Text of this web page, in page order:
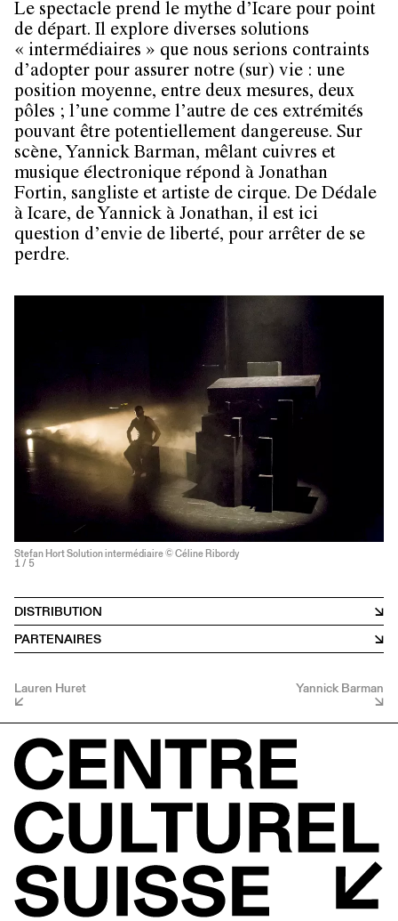
Le spectacle prend le mythe d’Icare pour point
de départ. Il explore diverses solutions
« intermédiaires » que nous serions contraints
d’adopter pour assurer notre (sur) vie : une
position moyenne, entre deux mesures, deux
pôles ; l’une comme l’autre de ces extrémités
pouvant être potentiellement dangereuse. Sur
scène, Yannick Barman, mêlant cuivres et
musique électronique répond à Jonathan
Fortin, sangliste et artiste de cirque. De Dédale
à Icare, de Yannick à Jonathan, il est ici
question d’envie de liberté, pour arrêter de se
perdre.
Stefan Hort Solution intermédiaire © Céline Ribordy
1 / 5
DISTRIBUTION
PARTENAIRES
Lauren Huret Yannick Barman